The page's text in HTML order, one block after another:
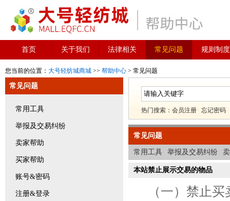
首页 关于我们 法律相关 常见问题 规则制度
您当前的位置： 大号轻纺城商城 >> 帮助中心 > 常见问题
常见问题
常用工具
举报及交易纠纷
卖家帮助
买家帮助
账号&密码
注册&登录
热门搜索： 会员注册 忘记密码
常见问题
常用工具 举报及交易纠纷
本站禁止展示交易的物品
（一）禁止